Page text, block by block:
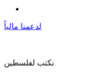
لدعمنا مالياً
نكتب لفلسطين